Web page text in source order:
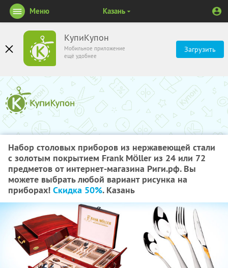
КупиКупон
Мобильное приложение
ещё удобнее
Загрузить
Меню Казань
Набор столовых приборов из нержавеющей стали
с золотым покрытием Frank Möller из 24 или 72
предметов от интернет-магазина Риги.рф. Вы
можете выбрать любой вариант рисунка на
приборах! Скидка 50%. Казань